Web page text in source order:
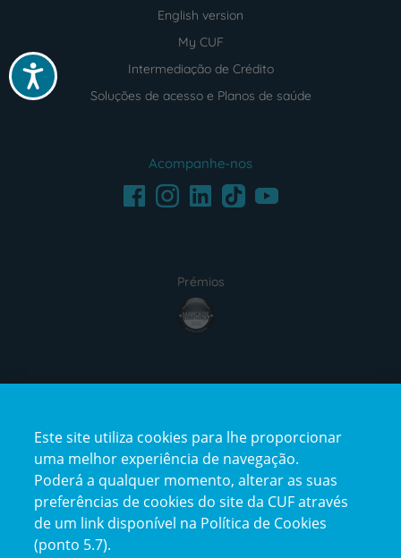
Acessibilidade
English version
My CUF
Intermediação de Crédito
Soluções de acesso e Planos de saúde
Acompanhe-nos
FacebookInstagramLinkedInTikTokYoutube
Prémios
award4
certification2certification3
Este site utiliza cookies para lhe proporcionar
uma melhor experiência de navegação.
Poderá a qualquer momento, alterar as suas
preferências de cookies do site da CUF através
de um link disponível na Política de Cookies
(ponto 5.7).